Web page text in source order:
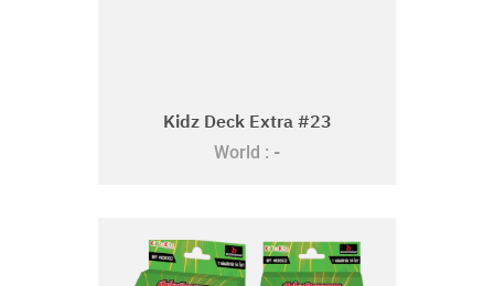
Kidz Deck Extra #23
World : -